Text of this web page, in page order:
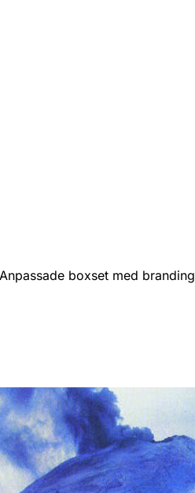
Anpassade boxset med branding